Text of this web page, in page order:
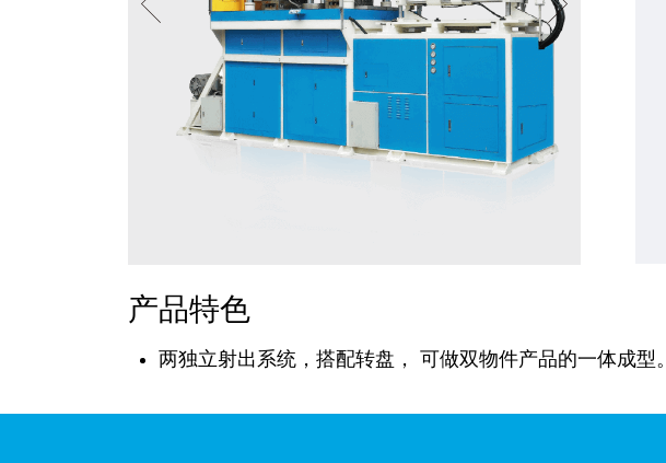
产品特色
两独立射出系统，搭配转盘， 可做双物件产品的一体成型。